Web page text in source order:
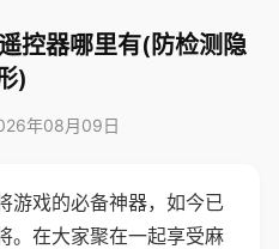
控器哪里有(防检测隐
)
年08月09日
游戏的必备神器，如今已
。在大家聚在一起享受麻